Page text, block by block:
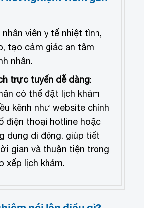
nhân viên y tế nhiệt tình,
tạo cảm giác an tâm
nhân.
trực tuyến dễ dàng:
có thể đặt lịch khám
kênh như website chính
điện thoại hotline hoặc
dụng di động, giúp tiết
gian và thuận tiện trong
xếp lịch khám.